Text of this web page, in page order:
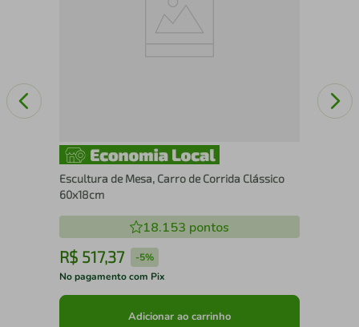
Escultura de Mesa, Carro de Corrida Clássico
60x18cm
18.153 pontos
R$ 517,37 -5%
No pagamento com Pix
Adicionar ao carrinho